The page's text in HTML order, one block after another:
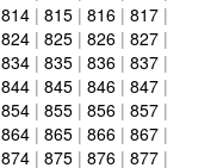
814 | 815 | 816 | 817 |
824 | 825 | 826 | 827 |
834 | 835 | 836 | 837 |
844 | 845 | 846 | 847 |
854 | 855 | 856 | 857 |
864 | 865 | 866 | 867 |
874 | 875 | 876 | 877 |